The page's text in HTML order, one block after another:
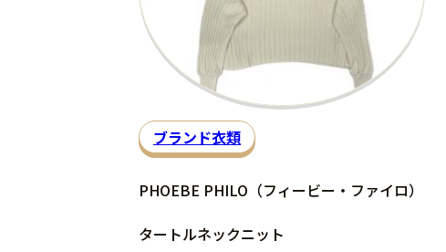
ブランド衣類
PHOEBE PHILO（フィービー・ファイロ）
タートルネックニット